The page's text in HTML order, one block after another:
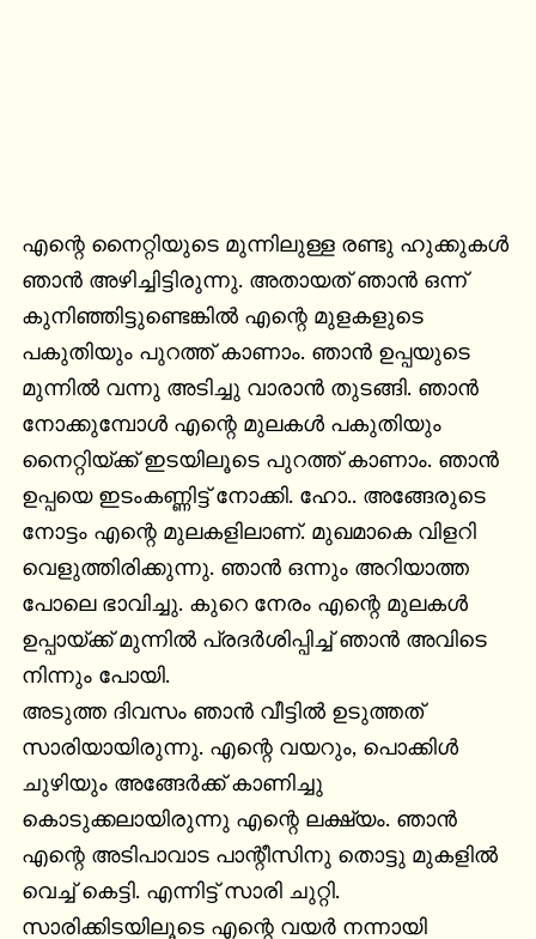
എന്റെ നൈറ്റിയുടെ മുന്നിലുള്ള രണ്ടു ഹുക്കുകൾ
ഞാൻ അഴിച്ചിട്ടിരുന്നു. അതായത് ഞാൻ ഒന്ന്
കുനിഞ്ഞിട്ടുണ്ടെങ്കിൽ എന്റെ മുളകളുടെ
പകുതിയും പുറത്ത് കാണാം. ഞാൻ ഉപ്പയുടെ
മുന്നിൽ വന്നു അടിച്ചു വാരാൻ തുടങ്ങി. ഞാൻ
നോക്കുമ്പോൾ എന്റെ മുലകൾ പകുതിയും
നൈറ്റിയ്ക്ക് ഇടയിലൂടെ പുറത്ത് കാണാം. ഞാൻ
ഉപ്പയെ ഇടംകണ്ണിട്ട് നോക്കി. ഹോ.. അങ്ങേരുടെ
നോട്ടം എന്റെ മുലകളിലാണ്. മുഖമാകെ വിളറി
വെളുത്തിരിക്കുന്നു. ഞാൻ ഒന്നും അറിയാത്ത
പോലെ ഭാവിച്ചു. കുറെ നേരം എന്റെ മുലകൾ
ഉപ്പായ്ക്ക് മുന്നിൽ പ്രദർശിപ്പിച്ച് ഞാൻ അവിടെ
നിന്നും പോയി.
അടുത്ത ദിവസം ഞാൻ വീട്ടിൽ ഉടുത്തത്
സാരിയായിരുന്നു. എന്റെ വയറും, പൊക്കിൾ
ചുഴിയും അങ്ങേർക്ക് കാണിച്ചു
കൊടുക്കലായിരുന്നു എന്റെ ലക്ഷ്യം. ഞാൻ
എന്റെ അടിപാവാട പാന്റീസിനു തൊട്ടു മുകളിൽ
വെച്ച് കെട്ടി. എന്നിട്ട് സാരി ചുറ്റി.
സാരിക്കിടയിലൂടെ എന്റെ വയർ നന്നായി